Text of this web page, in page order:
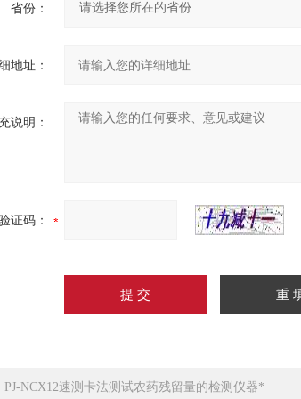
省份：
地址：
说明：
证码：
PJ-NCX12速测卡法测试农药残留量的检测仪器*